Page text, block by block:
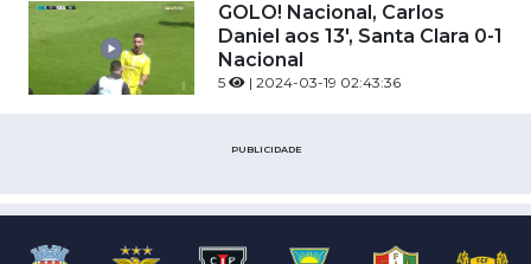
GOLO! Nacional, Carlos
Daniel aos 13', Santa Clara 0-1
Nacional
5 | 2024-03-19 02:43:36
PUBLICIDADE